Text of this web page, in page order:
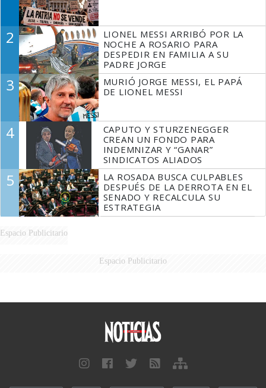
2
LIONEL MESSI ARRIBÓ POR LA
NOCHE A ROSARIO PARA
DESPEDIR EN FAMILIA A SU
PADRE JORGE
3
MURIÓ JORGE MESSI, EL PAPÁ
DE LIONEL MESSI
4
CAPUTO Y STURZENEGGER
CREAN UN FONDO PARA
INDEMNIZAR Y “GANAR”
SINDICATOS ALIADOS
5
LA ROSADA BUSCA CULPABLES
DESPUÉS DE LA DERROTA EN EL
SENADO Y RECALCULA SU
ESTRATEGIA
Espacio Publicitario
Espacio Publicitario